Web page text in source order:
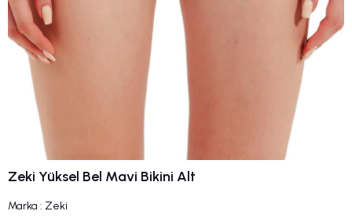
Zeki Yüksel Bel Mavi Bikini Alt
Marka : Zeki